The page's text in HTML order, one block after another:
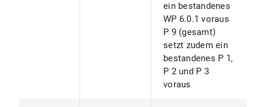
ein bestandenes
WP 6.0.1 voraus
P 9 (gesamt)
setzt zudem ein
bestandenes P 1,
P 2 und P 3
voraus